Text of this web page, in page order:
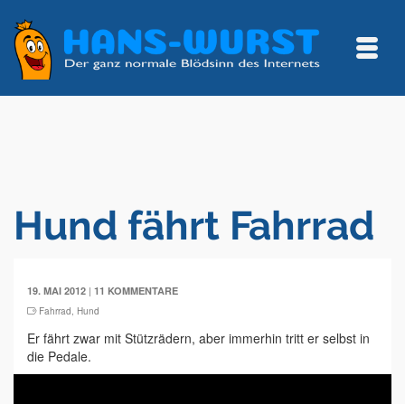
Hund fährt Fahrrad
19. MAI 2012 | 11 KOMMENTARE
Fahrrad, Hund
Er fährt zwar mit Stützrädern, aber immerhin tritt er selbst in
die Pedale.